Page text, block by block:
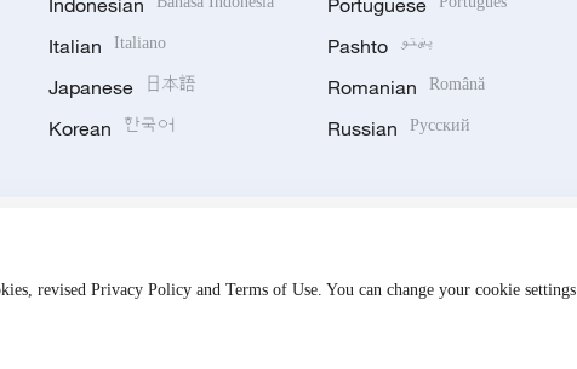
Indonesian
Italian Italiano
Japanese 日本語
Korean 한국어
Portuguese
Pashto پښتو
Romanian Română
Russian Русский
revised Privacy Policy and Terms of Use. You can change your cookie settings